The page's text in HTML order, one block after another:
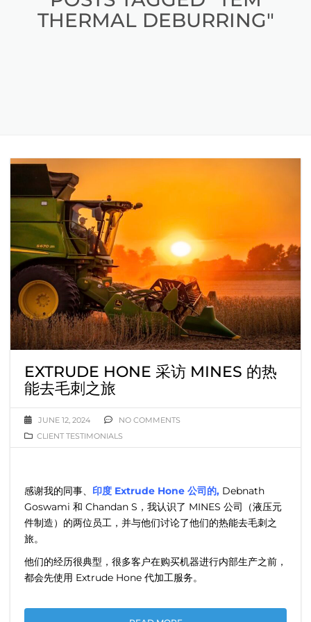
THERMAL DEBURRING"
EXTRUDE HONE 采访 MINES 的热
能去毛刺之旅
JUNE 12, 2024
NO COMMENTS
CLIENT TESTIMONIALS
感谢我的同事、 印度 Extrude Hone 公司的, Debnath
Goswami 和 Chandan S，我认识了 MINES 公司（液压元
件制造）的两位员工，并与他们讨论了他们的热能去毛刺之
旅。
他们的经历很典型，很多客户在购买机器进行内部生产之前，
都会先使用 Extrude Hone 代加工服务。